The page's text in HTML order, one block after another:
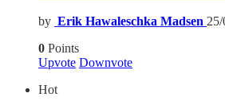
by Erik Hawaleschka Madsen
0 Points
Upvote Downvote
Hot